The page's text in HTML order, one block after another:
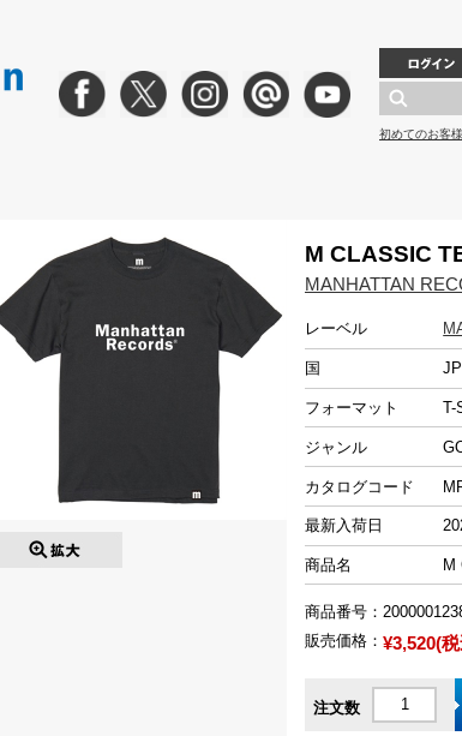
初めてのお客様
M CLASSIC
MANHATTAN
レーベル
国
フォーマット T-
ジャンル
カタログコード
最新入荷日
商品名 M
商品番号：
販売価格： ¥3,520(
注文数